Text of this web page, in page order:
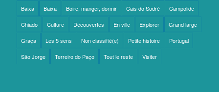
Baixa Baixa Boire, manger, dormir Cais do Sodré Campolide
Chiado Culture Découvertes En ville Explorer Grand large
Graça Les 5 sens Non classifié(e) Petite histoire Portugal
São Jorge Terreiro do Paço Tout le reste Visiter